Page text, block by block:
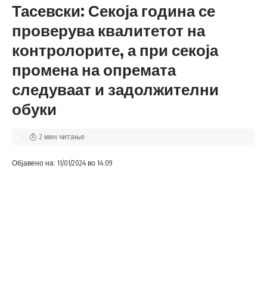
Тасевски: Секоја година се
проверува квалитетот на
контролорите, а при секоја
промена на опремата
следуваат и задолжителни
обуки
Објавено на: 11/01/2024 во 14:09
2 мин читање